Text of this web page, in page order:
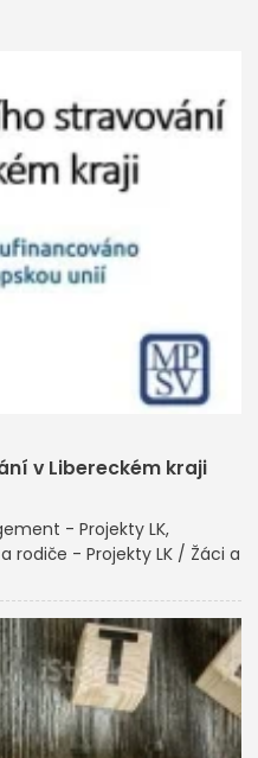
v Libereckém kraji
- Projekty LK
rodiče - Projekty LK / Žáci a